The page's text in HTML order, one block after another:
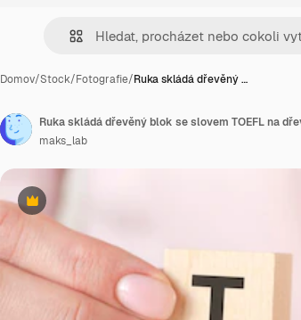
Domov/Stock/Fotografie/Ruka skládá dřevěný …
Premium
maks_lab